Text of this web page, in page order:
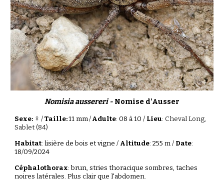
Nomisia aussereri - Nomise d'Ausser
Sexe: ♀ /Taille:11mm/Adulte: 08 à 10 / Lieu:Cheval Long,
Sablet (84)
Habitat: lisière debois et vigne / Altitude:255 m / Date:
18/09/2024
Céphalothorax: brun, stries thoracique sombres, taches
noires latérales. Plus clair que l'abdomen.